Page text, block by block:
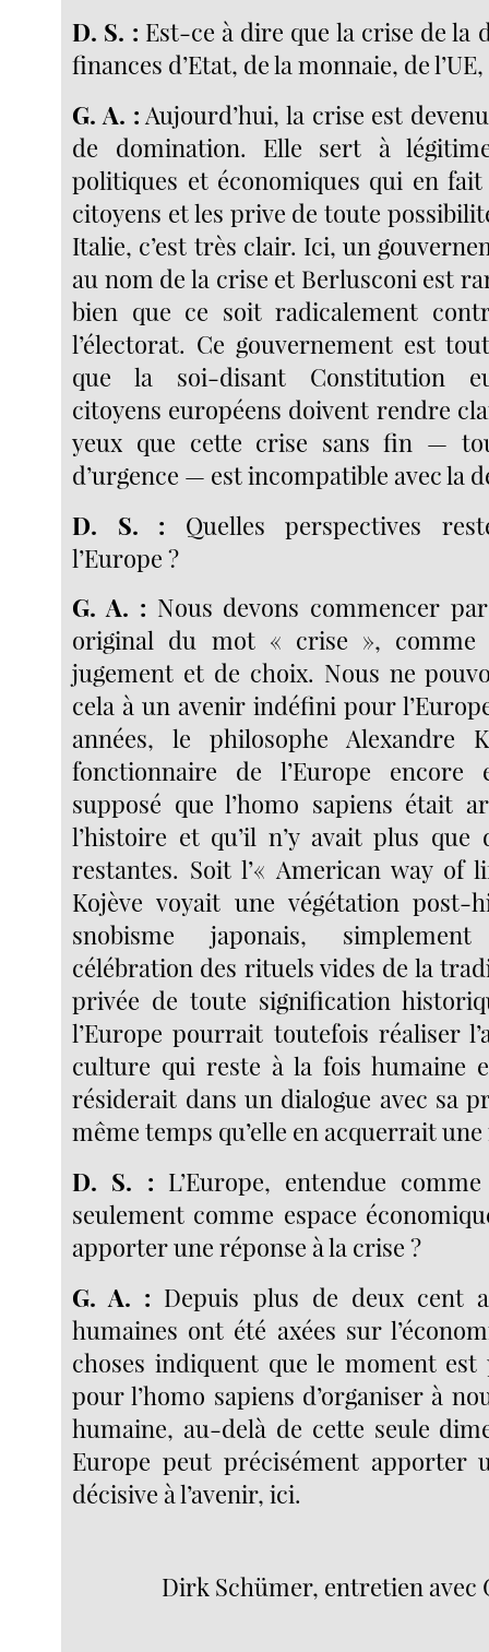
D. S. : Est-ce à dire que la crise de la
finances d’Etat, de la monnaie, de
G. A. : Aujourd’hui, la crise est
de domination. Elle sert à
politiques et économiques qui en fait
citoyens et les prive de toute
Italie, c’est très clair. Ici, un
au nom de la crise et Berlusconi est
bien que ce soit radicalement
l’électorat. Ce gouvernement est
que la soi-disant Constitution
citoyens européens doivent rendre
yeux que cette crise sans fin —
d’urgence — est incompatible avec la
D. S. : Quelles perspectives
l’Europe ?
G. A. : Nous devons commencer
original du mot « crise », comme
jugement et de choix. Nous ne
cela à un avenir indéfini pour
années, le philosophe Alexandre
fonctionnaire de l’Europe encore
supposé que l’homo sapiens était
l’histoire et qu’il n’y avait plus que
restantes. Soit l’« American way of
Kojève voyait une végétation post-
snobisme japonais,
célébration des rituels vides de la
privée de toute signification
l’Europe pourrait toutefois réaliser
culture qui reste à la fois humaine
résiderait dans un dialogue avec sa
même temps qu’elle en acquerrait
D. S. : L’Europe, entendue
seulement comme espace
apporter une réponse à la crise ?
G. A. : Depuis plus de deux cent
humaines ont été axées sur
choses indiquent que le moment
pour l’homo sapiens d’organiser à
humaine, au-delà de cette seule
Europe peut précisément apporter
décisive à l’avenir, ici.
Dirk Schümer, entretien avec